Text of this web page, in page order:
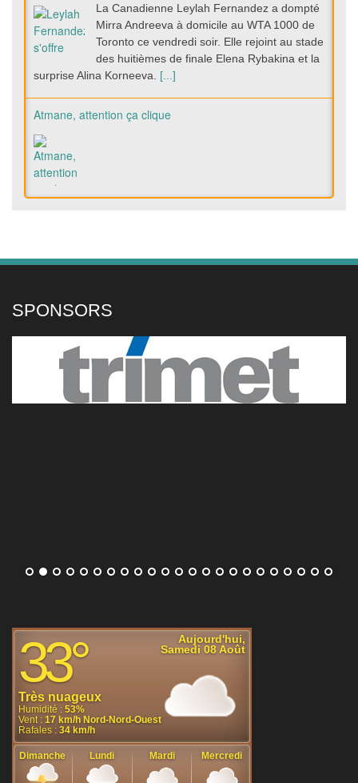
La Canadienne Leylah Fernandez a dompté
Mirra Andreeva à domicile au WTA 1000 de
Toronto ce vendredi soir. Elle rejoint au stade
des huitièmes de finale Elena Rybakina et la
surprise Alina Korneeva. [...]
Atmane, attention ça clique
« Il dit ça parce qu'il vieillit » Joao Fonseca répond avec
humour à la proposition de sets en 4 jeux gagnants de
Novak Djokovic
Le Brésilien Joao Fonseca a été interrogé,
après sa victoire sur Stefanos Tsitsipas ce
mercredi à Montréal, sur la proposition de
Les favorites ont tenu leur rang dans la nuit
[...]
Le circuit en pleine Eala-mania
SPONSORS